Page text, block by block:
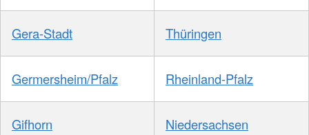
Gera-Stadt Thüringen
Germersheim/Pfalz Rheinland-Pfalz
Gifhorn Niedersachsen